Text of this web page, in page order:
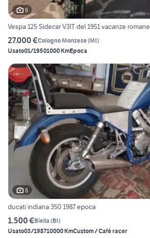
6
Vespa 125 Sidecar V3IT del 1951 vacanze romane
27.000 €Cologno Monzese(MI)
Usato01/19501000 KmEpoca
6
ducati indiana 350 1987 epoca
1.500 €Biella (BI)
Usato03/198710000 KmCustom / Café racer